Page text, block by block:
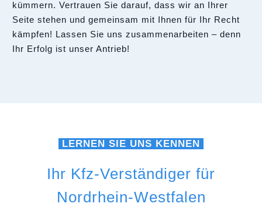
kümmern. Vertrauen Sie darauf, dass wir an Ihrer
Seite stehen und gemeinsam mit Ihnen für Ihr Recht
kämpfen! Lassen Sie uns zusammenarbeiten – denn
Ihr Erfolg ist unser Antrieb!
LERNEN SIE UNS KENNEN
Ihr Kfz-Verständiger für
Nordrhein-Westfalen